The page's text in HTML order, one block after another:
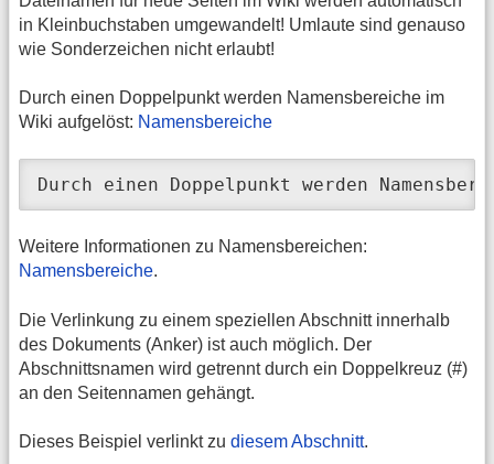
in Kleinbuchstaben umgewandelt! Umlaute sind genauso
wie Sonderzeichen nicht erlaubt!
Durch einen Doppelpunkt werden Namensbereiche im
Wiki aufgelöst: Namensbereiche
Durch einen Doppelpunkt werden
Weitere Informationen zu Namensbereichen:
Namensbereiche.
Die Verlinkung zu einem speziellen Abschnitt innerhalb
des Dokuments (Anker) ist auch möglich. Der
Abschnittsnamen wird getrennt durch ein Doppelkreuz (#)
an den Seitennamen gehängt.
Dieses Beispiel verlinkt zu diesem Abschnitt.